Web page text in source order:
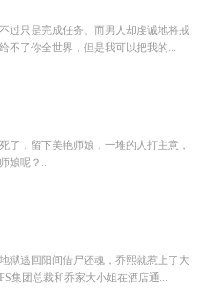
过只是完成任务。而男人却虔诚地将戒
不了你全世界，但是我可以把我的...
了，留下美艳师娘，一堆的人打主意，
娘呢？...
狱逃回阳间借尸还魂，乔熙就惹上了大
集团总裁和乔家大小姐在酒店通...